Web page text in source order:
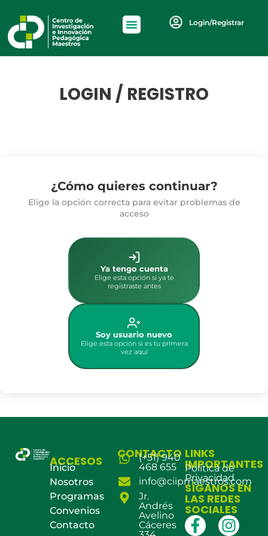
Login/Registrar
LOGIN / REGISTRO
¿Cómo quieres continuar?
Elige la opción correcta para evitar problemas de
acceso
Ya tengo cuenta
Elige esta opción si ya te
registraste antes
Soy usuario nuevo
Elige esta opción si es tu primera
vez aquí
ACCESOS
Inicio
Nosotros
Programas
Convenios
Contacto
CONTACTO
(+51) 940
468 655
info@ciipmaestros.com
Jr.
Andrés
Avelino
Cáceres
LINKS
IMPORTANTES
Política de
Privacidad
SÍGANOS EN
LAS REDES
SOCIALES